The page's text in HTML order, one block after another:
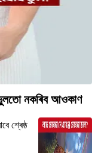
নকৰিব আওকাণ
শ্ৰেষ্ঠ